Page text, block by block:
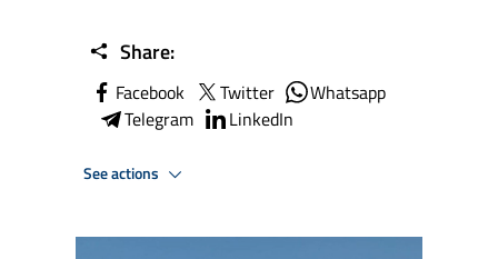
Share:
Facebook Twitter
Whatsapp
Telegram
LinkedIn
See actions